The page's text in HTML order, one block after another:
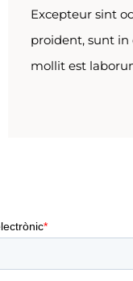
Excepteur sint
proident, sunt
mollit est